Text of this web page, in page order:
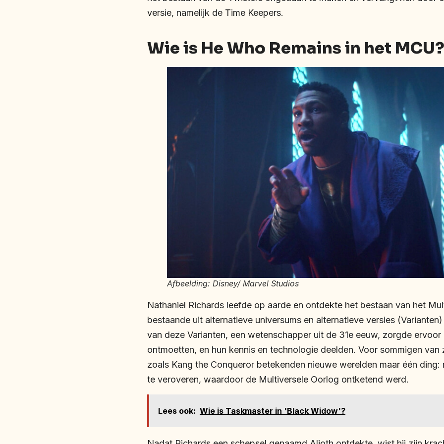
versie, namelijk de Time Keepers.
Wie is He Who Remains in het MCU?
Afbeelding: Disney/ Marvel Studios
Nathaniel Richards leefde op aarde en ontdekte het bestaan van het
bestaande uit alternatieve universums en alternatieve versies
van deze Varianten, een wetenschapper uit de 31e eeuw, zorgde
ontmoetten, en hun kennis en technologie deelden. Voor sommigen van
zoals Kang the Conqueror betekenden nieuwe werelden maar één ding:
te veroveren, waardoor de Multiversele Oorlog ontketend werd.
Lees ook: Wie is Taskmaster in 'Black Widow'?